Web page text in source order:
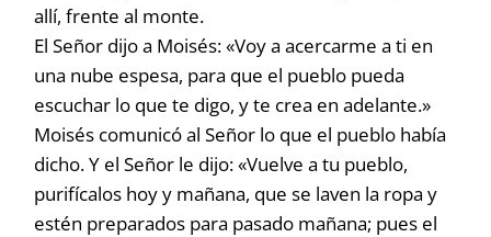
allí, frente al monte.
El Señor dijo a Moisés: «Voy a acercarme a ti en
una nube espesa, para que el pueblo pueda
escuchar lo que te digo, y te crea en adelante.»
Moisés comunicó al Señor lo que el pueblo había
dicho. Y el Señor le dijo: «Vuelve a tu pueblo,
purifícalos hoy y mañana, que se laven la ropa y
estén preparados para pasado mañana; pues el